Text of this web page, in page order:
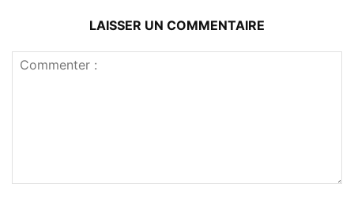
LAISSER UN COMMENTAIRE